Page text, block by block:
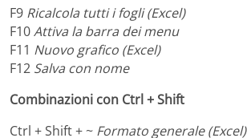
F9 Ricalcola tutti i fogli (Excel)
F10Attiva la barra dei menu
F11 Nuovo grafico (Excel)
F12 Salva con nome
Combinazioni con Ctrl + Shift
Ctrl + Shift + ~ Formato generale (Excel)